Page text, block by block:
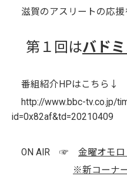
滋賀のアスリートの応援
第１回はバド
番組紹介HPはこちら↓
http://www.bbc-tv.co.jp/
id=0x82af&td=20210409
ON AIR ☞ 金曜オモ
※新コーナ